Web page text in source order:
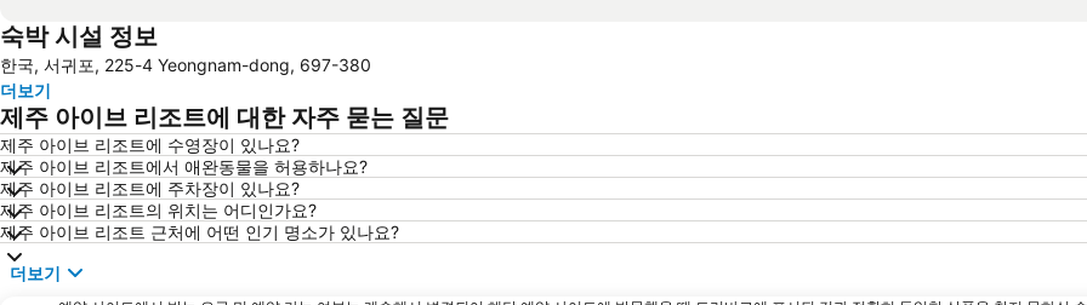
숙박 시설 정보
한국, 서귀포, 225-4 Yeongnam-dong, 697-380
더보기
제주 아이브 리조트에 대한 자주 묻는 질문
제주 아이브 리조트에 수영장이 있나요?
제주 아이브 리조트에서 애완동물을 허용하나요?
제주 아이브 리조트에 주차장이 있나요?
제주 아이브 리조트의 위치는 어디인가요?
제주 아이브 리조트 근처에 어떤 인기 명소가 있나요?
더보기